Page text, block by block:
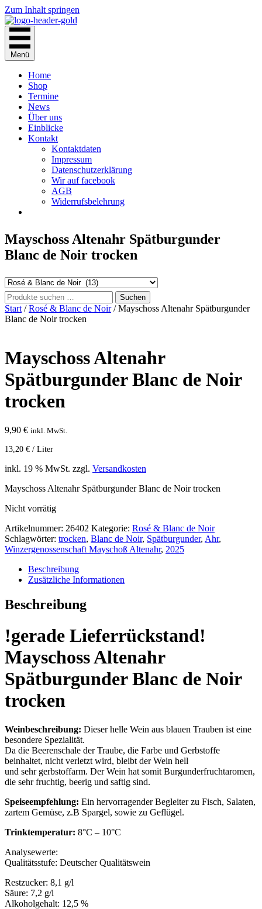
Zum Inhalt springen
Menü
Home
Shop
Termine
News
Über uns
Einblicke
Kontakt
Kontaktdaten
Impressum
Datenschutzerklärung
Wir auf facebook
AGB
Widerrufsbelehrung
Mayschoss Altenahr Spätburgunder
Blanc de Noir trocken
Suchen
nach:
Suchen
Start /Rosé & Blanc de Noir/ Mayschoss Altenahr Spätburgunder
Blanc de Noir trocken
Mayschoss Altenahr
Spätburgunder Blanc de Noir
trocken
9,90 € inkl. MwSt.
13,20 € / Liter
inkl. 19 % MwSt. zzgl. Versandkosten
Mayschoss Altenahr Spätburgunder Blanc de Noir trocken
Nicht vorrätig
Artikelnummer: 26402 Kategorie: Rosé & Blanc de Noir
Schlagwörter: trocken, Blanc de Noir, Spätburgunder, Ahr,
Winzergenossenschaft Mayschoß Altenahr, 2025
Beschreibung
Zusätzliche Informationen
Beschreibung
!gerade Lieferrückstand!
Mayschoss Altenahr
Spätburgunder Blanc de Noir
trocken
Weinbeschreibung: Dieser helle Wein aus blauen Trauben ist eine
besondere Spezialität.
Da die Beerenschale der Traube, die Farbe und Gerbstoffe
beinhaltet, nicht verletzt wird, bleibt der Wein hell
und sehr gerbstoffarm. Der Wein hat somit Burgunderfruchtaromen,
die sehr fruchtig, beerig und saftig sind.
Speiseempfehlung: Ein hervorragender Begleiter zu Fisch, Salaten,
zartem Gemüse, z.B Spargel, sowie zu Geflügel.
Trinktemperatur: 8°C – 10°C
Analysewerte:
Qualitätsstufe: Deutscher Qualitätswein
Restzucker: 8,1 g/l
Säure: 7,2 g/l
Alkoholgehalt: 12,5 %